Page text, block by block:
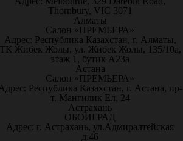
Thornbury, VIC 3071
Алматы
Салон «ПРЕМЬЕРА»
Адрес: Республика Казахстан, г. Алматы,
Жибек Жолы, ул. Жибек Жолы, 135/10а,
этаж 1, бутик А23а
Астана
Салон «ПРЕМЬЕРА»
Республика Казахстан, г. Астана, пр-
т. Мангилик Ел, 24
Астрахань
ОБОИГРАД
Адрес: г. Астрахань, ул.Адмиралтейская
д.46